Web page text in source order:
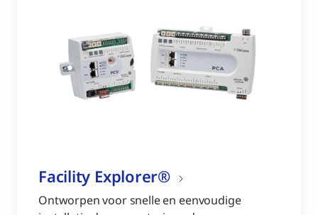
Facility Explorer®
Ontworpen voor snelle en eenvoudige